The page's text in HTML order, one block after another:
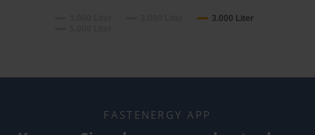
3.000 Liter
FASTENERGY APP